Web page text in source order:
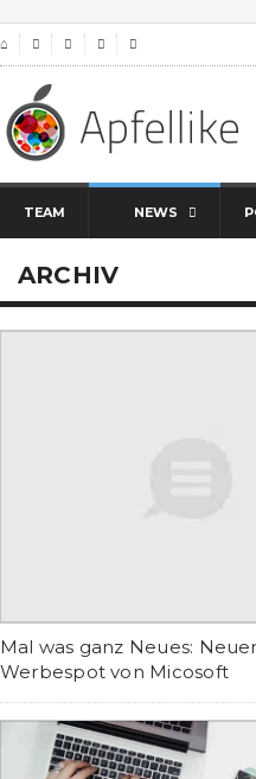
⌂    
TEAM NEWS
ARCHIV
Mal was ganz Neues:
Werbespot von Micosoft